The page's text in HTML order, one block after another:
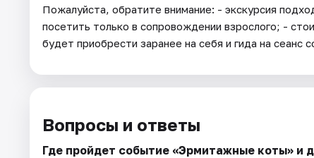
Пожалуйста, обратите внимание: - экскурсия
посетить только в сопровождении взрослого; -
будет приобрести заранее на себя и гида на сеанс
Вопросы и ответы
Где пройдет событие «Эрмитажные коты» и